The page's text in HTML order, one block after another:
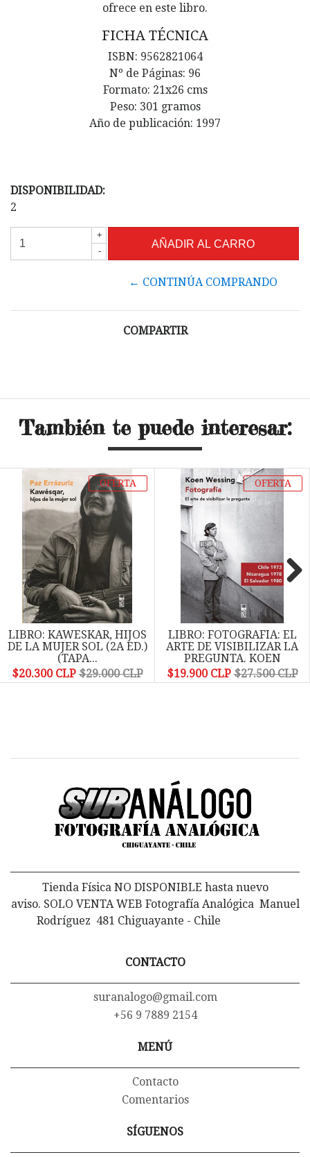
ofrece en este libro.
FICHA TÉCNICA
ISBN: 9562821064
Nº de Páginas: 96
Formato: 21x26 cms
Peso: 301 gramos
Año de publicación: 1997
DISPONIBILIDAD:
2
+
-
← CONTINÚA COMPRANDO
COMPARTIR
También te puede interesar:
OFERTA
LIBRO: KAWESKAR, HIJOS
DE LA MUJER SOL (2A ED.)
(TAPA...
$20.300 CLP $29.000 CLP
OFERTA
LIBRO: FOTOGRAFIA: EL
ARTE DE VISIBILIZAR LA
PREGUNTA. KOEN
WESSING...
$19.900 CLP $27.500 CLP
Next
Tienda Física NO DISPONIBLE hasta nuevo
aviso. SOLO VENTA WEB Fotografía Analógica Manuel
Rodríguez 481 Chiguayante - Chile
CONTACTO
suranalogo@gmail.com
+56 9 7889 2154
MENÚ
Contacto
Comentarios
SÍGUENOS